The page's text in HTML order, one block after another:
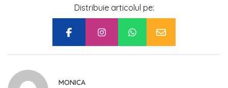
Distribuie articolul pe:
MONICA